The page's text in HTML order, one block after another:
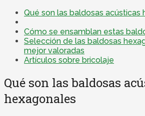
Qué son las baldosas acústicas
Cómo se ensamblan estas
Selección de las baldosas
mejor valoradas
Artículos sobre bricolaje
Qué son las baldosas
hexagonales